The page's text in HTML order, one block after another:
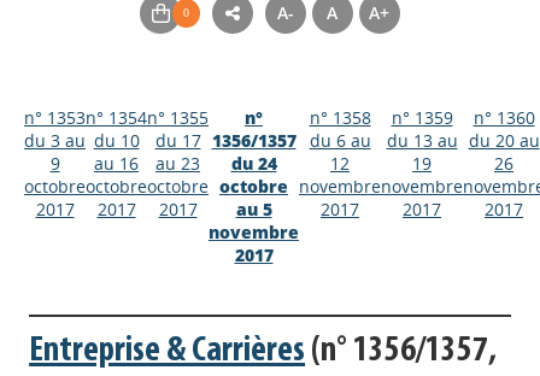
A- A A+
n° 1353
du 3 au
9
octobre
2017
n° 1354
du 10
au 16
octobre
2017
n° 1355
du 17
au 23
octobre
2017
n°
1356/1357
du 24
octobre
au 5
novembre
2017
n° 1358
du 6 au
12
novembre
2017
n° 1359
du 13 au
19
novembre
2017
n° 1360
du 20 au
26
2017
Entreprise & Carrières (n° 1356/1357,